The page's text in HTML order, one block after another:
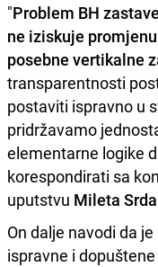
"Problem BH
ne iziskuje
posebne vertikalne
transparentnosti
postaviti ispravno u
pridržavamo
elementarne logike
korespondirati sa
uputstvu Mileta
On dalje navodi da
ispravne i